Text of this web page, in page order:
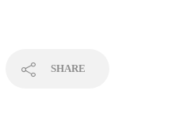
SHARE